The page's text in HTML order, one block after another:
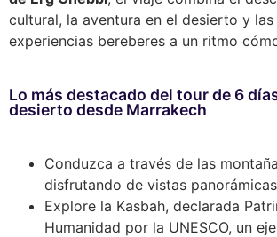
cultural, la aventura en el desierto y
experiencias bereberes a un ritmo
Lo más destacado del tour de 6
desierto desde Marrakech
Conduzca a través de las
disfrutando de vistas
Explore la Kasbah, declarada
Humanidad por la UNESCO, un